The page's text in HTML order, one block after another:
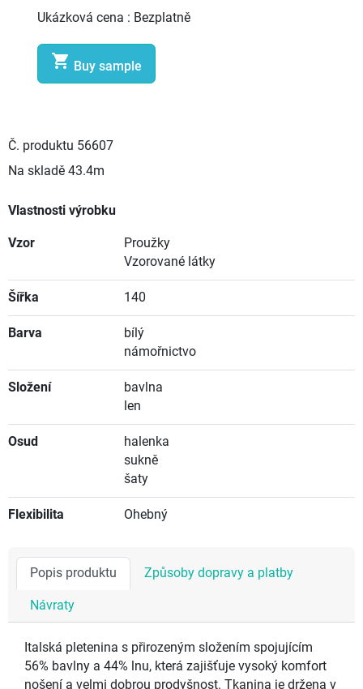
Ukázková cena : Bezplatně
 Buy sample
Č. produktu 56607
Na skladě 43.4m
Vlastnosti výrobku
Vzor
Proužky
Vzorované látky
Šířka 140
Barva
bílý
námořnictvo
Složení
bavlna
len
Osud
halenka
sukně
šaty
Flexibilita Ohebný
Popis produktu Způsoby dopravy a platby
Návraty
Italská pletenina s přirozeným složením spojujícím
56% bavlny a 44% lnu, která zajišťuje vysoký komfort
nošení a velmi dobrou prodyšnost. Tkanina je držena v